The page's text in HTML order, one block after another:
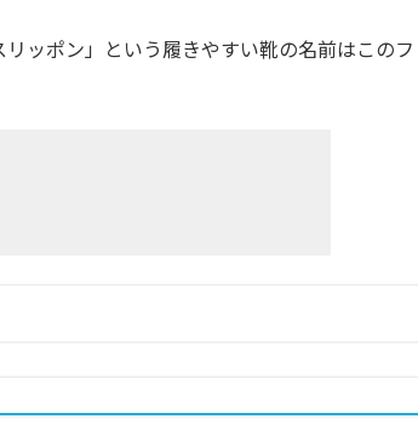
ッポン」という履きやすい靴の名前はこのフ